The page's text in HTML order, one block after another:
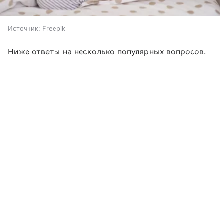
Источник: Freepik
Ниже ответы на несколько популярных вопросов.